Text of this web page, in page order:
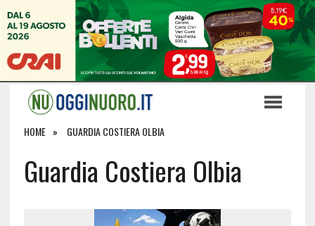
HOME GUARDIA COSTIERA OLBIA
Guardia Costiera Olbia